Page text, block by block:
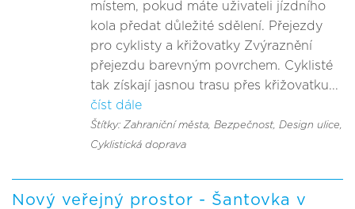
místem, pokud máte uživateli jízdního
kola předat důležité sdělení. Přejezdy
pro cyklisty a křižovatky Zvýraznění
přejezdu barevným povrchem. Cyklisté
tak získají jasnou trasu přes křižovatku...
číst dále
Štítky: Zahraniční města, Bezpečnost, Design ulice,
Cyklistická doprava
Nový veřejný prostor - Šantovka v